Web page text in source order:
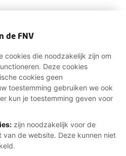
de FNV
cookies die noodzakelijk zijn om
Deze cookies
cookies geen
toestemming gebruiken we ook
kun je toestemming geven voor
zijn noodzakelijk voor de
van de website. Deze kunnen niet